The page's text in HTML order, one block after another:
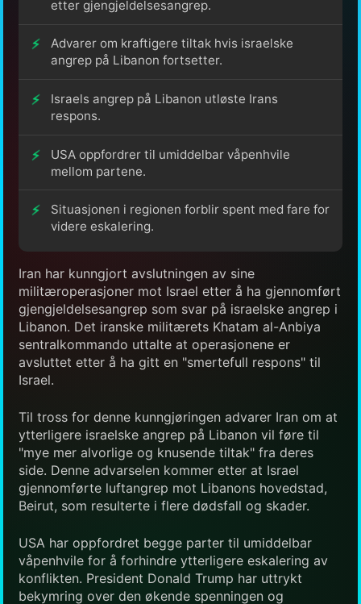
etter gjengjeldelsesangrep.
Advarer om kraftigere tiltak hvis israelske
angrep på Libanon fortsetter.
Israels angrep på Libanon utløste Irans
respons.
USA oppfordrer til umiddelbar våpenhvile
mellom partene.
Situasjonen i regionen forblir spent med fare for
videre eskalering.
Iran har kunngjort avslutningen av sine
militæroperasjoner mot Israel etter å ha gjennomført
gjengjeldelsesangrep som svar på israelske angrep i
Libanon. Det iranske militærets Khatam al-Anbiya
sentralkommando uttalte at operasjonene er
avsluttet etter å ha gitt en "smertefull respons" til
Israel.
Til tross for denne kunngjøringen advarer Iran om at
ytterligere israelske angrep på Libanon vil føre til
"mye mer alvorlige og knusende tiltak" fra deres
side. Denne advarselen kommer etter at Israel
gjennomførte luftangrep mot Libanons hovedstad,
Beirut, som resulterte i flere dødsfall og skader.
USA har oppfordret begge parter til umiddelbar
våpenhvile for å forhindre ytterligere eskalering av
konflikten. President Donald Trump har uttrykt
bekymring over den økende spenningen og